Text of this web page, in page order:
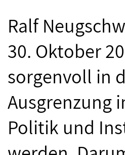
Ralf
30. Oktober
sorgenvoll in
Ausgrenzung
Politik und